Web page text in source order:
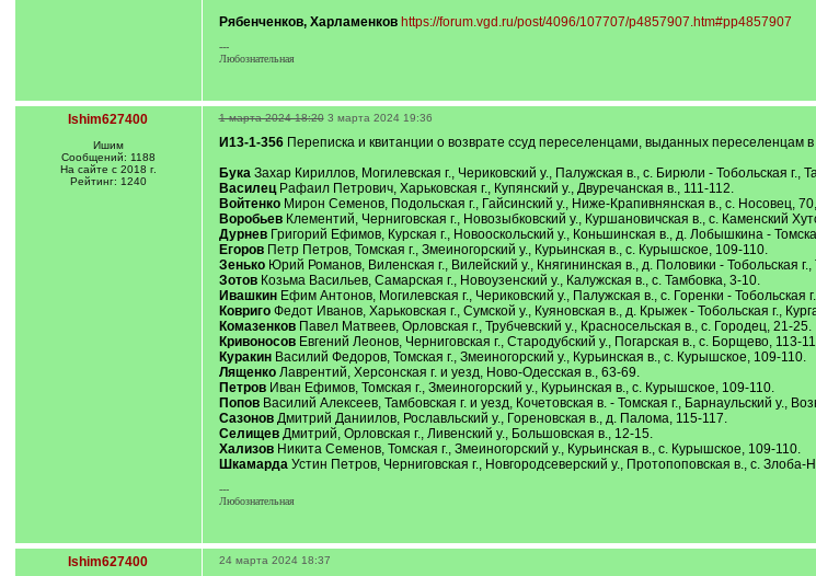
Рябенченков, Харламенков https://forum.vgd.ru/post/4096/107707/p4857907.htm#pp4857907
---
Любознательная
Ishim627400
Ишим
Сообщений: 1188
На сайте с 2018 г.
Рейтинг: 1240
1 марта 2024 18:20 3 марта 2024 19:36
И13-1-356Переписка и квитанции о возврате ссуд переселенцами, выданных переселенцам в
Бука Захар Кириллов, Могилевская г., Чериковский у., Палужская в., с. Бирюли - Тобольская г.,
ВасилецРафаил Петрович, Харьковская г., Купянский у., Двуречанская в., 111-112.
ВойтенкоМирон Семенов, Подольская г., Гайсинский у., Ниже-Крапивнянская в., с. Носовец,
ВоробьевКлементий, Черниговская г., Новозыбковский у., Куршановичская в., с. Каменский
ДурневГригорий Ефимов, Курская г., Новооскольский у., Коньшинская в., д. Лобышкина -
ЕгоровПетр Петров, Томская г., Змеиногорский у., Курьинская в., с. Курышское, 109-110.
ЗенькоЮрий Романов, Виленская г., Вилейский у., Княгининская в., д. Половики - Тобольская
ЗотовКозьма Васильев, Самарская г., Новоузенский у., Калужская в., с. Тамбовка, 3-10.
ИвашкинЕфим Антонов, Могилевская г., Чериковский у., Палужская в., с. Горенки - Тобольская
КовригоФедот Иванов, Харьковская г., Сумской у., Куяновская в., д. Крыжек - Тобольская г.,
КомазенковПавел Матвеев, Орловская г., Трубчевский у., Красносельская в., с. Городец, 21-25.
КривоносовЕвгений Леонов, Черниговская г., Стародубский у., Погарская в., с. Борщево, 113-
КуракинВасилий Федоров, Томская г., Змеиногорский у., Курьинская в., с. Курышское, 109-110.
ЛященкоЛаврентий, Херсонская г. и уезд, Ново-Одесская в., 63-69.
ПетровИван Ефимов, Томская г., Змеиногорский у., Курьинская в., с. Курышское, 109-110.
ПоповВасилий Алексеев, Тамбовская г. и уезд, Кочетовская в. - Томская г., Барнаульский у.,
СазоновДмитрий Даниилов, Рославльский у., Гореновская в., д. Палома, 115-117.
СелищевДмитрий, Орловская г., Ливенский у., Большовская в., 12-15.
ХализовНикита Семенов, Томская г., Змеиногорский у., Курьинская в., с. Курышское, 109-110.
ШкамардаУстин Петров, Черниговская г., Новгородсеверский у., Протопоповская в., с. Злоба-
---
Любознательная
Ishim627400 24 марта 2024 18:37